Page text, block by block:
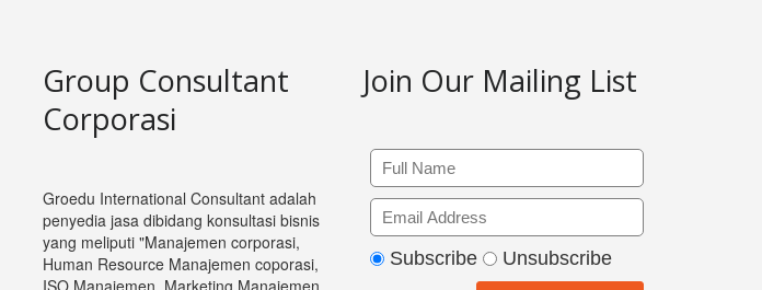
Group Consultant
Corporasi
Groedu International Consultant adalah
penyedia jasa dibidang konsultasi bisnis
yang meliputi "Manajemen corporasi,
Human Resource Manajemen coporasi,
ISO Manajemen, Marketing Manajemen,
Join Our Mailing List
Subscribe Unsubscribe